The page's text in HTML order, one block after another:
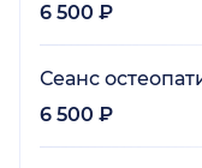
6 500 ₽
Сеанс
6 500 ₽